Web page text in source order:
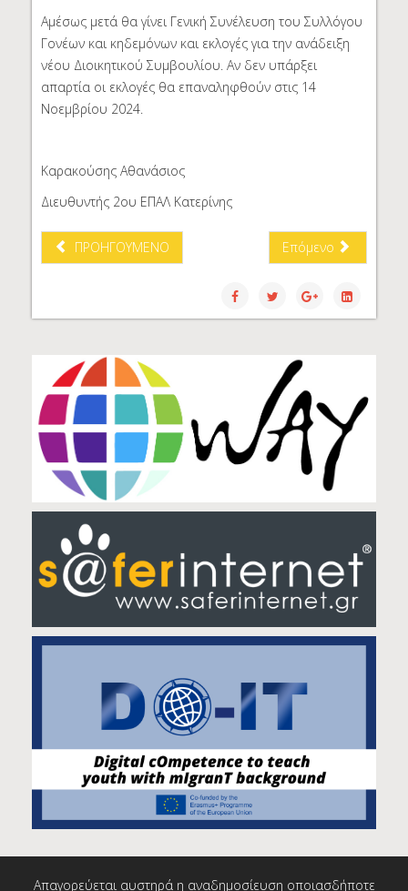
Αμέσως μετά θα γίνει Γενική Συνέλευση του Συλλόγου
Γονέων και κηδεμόνων και εκλογές για την ανάδειξη
νέου Διοικητικού Συμβουλίου. Αν δεν υπάρξει
απαρτία οι εκλογές θα επαναληφθούν στις 14
Νοεμβρίου 2024.
Καρακούσης Αθανάσιος
Διευθυντής 2ου ΕΠΑΛ Κατερίνης
ΠΡΟΗΓΟΎΜΕΝΟ Επόμενο
Απαγορεύεται αυστηρά η αναδημοσίευση οποιασδήποτε